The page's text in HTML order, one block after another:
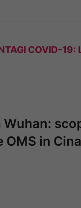
COVID-19:
Wuhan:
OMS in Cina